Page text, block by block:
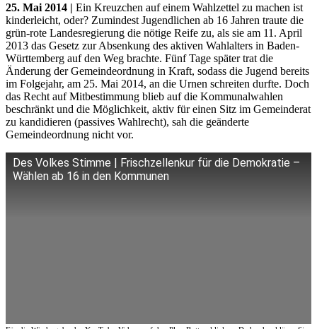
25. Mai 2014 | Ein Kreuzchen auf einem Wahlzettel zu machen ist
kinderleicht, oder? Zumindest Jugendlichen ab 16 Jahren traute die
grün-rote Landesregierung die nötige Reife zu, als sie am 11. April
2013 das Gesetz zur Absenkung des aktiven Wahlalters in Baden-
Württemberg auf den Weg brachte. Fünf Tage später trat die
Änderung der Gemeindeordnung in Kraft, sodass die Jugend bereits
im Folgejahr, am 25. Mai 2014, an die Urnen schreiten durfte. Doch
das Recht auf Mitbestimmung blieb auf die Kommunalwahlen
beschränkt und die Möglichkeit, aktiv für einen Sitz im Gemeinderat
zu kandidieren (passives Wahlrecht), sah die geänderte
Gemeindeordnung nicht vor.
Des Volkes Stimme | Frischzellenkur für die Demokratie –
Wählen ab 16 in den Kommunen